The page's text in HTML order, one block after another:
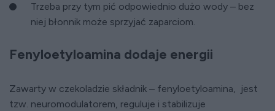
Trzeba przy tym pić odpowiednio dużo wody – bez
niej błonnik może sprzyjać zaparciom.
Fenyloetyloamina dodaje energii
Zawarty w czekoladzie składnik – fenyloetyloamina, jest
tzw. neuromodulatorem, reguluje i stabilizuje